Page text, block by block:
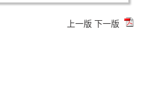
上一版 下一版